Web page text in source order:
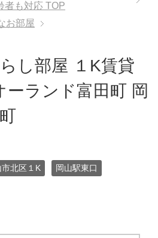
者も対応 TOP
お部屋
し部屋 １K賃貸
ーランド富田町 岡
市北区１K 岡山駅東口